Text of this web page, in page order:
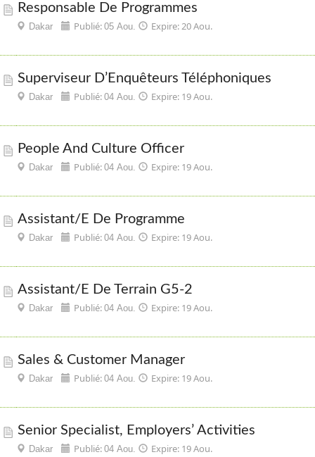
Responsable De Programmes
Dakar Publié: 05 Aou. Expire: 20 Aou.
Superviseur D’Enquêteurs Téléphoniques
Dakar Publié: 04 Aou. Expire: 19 Aou.
People And Culture Officer
Dakar Publié: 04 Aou. Expire: 19 Aou.
Assistant/e De Programme
Dakar Publié: 04 Aou. Expire: 19 Aou.
Assistant/e De Terrain G5-2
Dakar Publié: 04 Aou. Expire: 19 Aou.
Sales & Customer Manager
Dakar Publié: 04 Aou. Expire: 19 Aou.
Senior Specialist, Employers’ Activities
Dakar Publié: 04 Aou. Expire: 19 Aou.